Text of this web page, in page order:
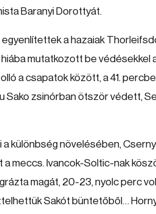
Baranyi Dorottyát.
a hazaiak
mutatkozott be védésekkel
a csapatok között, a 41.
Sako zsinórban ötször védett,
a különbség növelésében,
a meccs. Ivancok-Soltic-nak
magát, 20-23, nyolc perc
Sakót büntetőből…